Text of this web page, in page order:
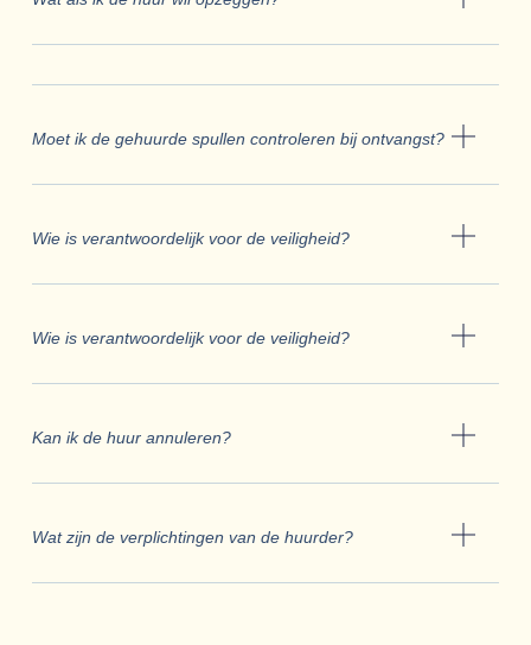
Moet ik de gehuurde spullen controleren bij ontvangst?
Wie is verantwoordelijk voor de veiligheid?
Wie is verantwoordelijk voor de veiligheid?
Kan ik de huur annuleren?
Wat zijn de verplichtingen van de huurder?